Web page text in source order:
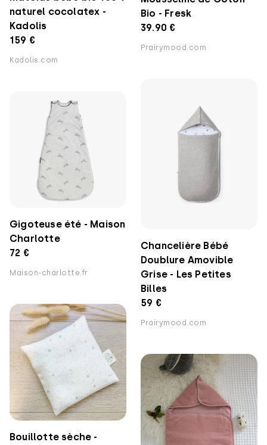
naturel cocolatex -
Kadolis
159 €
Kadolis.com
Bio - Fresk
39.90 €
Prairymood.com
Chancelière Bébé
Doublure Amovible
Grise - Les Petites
Billes
59 €
Prairymood.com
Gigoteuse été - Maison
Charlotte
72 €
Maison-charlotte.fr
Bouillotte sèche -